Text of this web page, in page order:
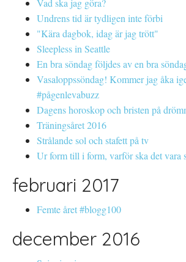
Vad ska jag göra?
Undrens tid är tydligen inte förbi
"Kära dagbok, idag är jag trött"
Sleepless in Seattle
En bra söndag följdes av en bra
Vasaloppssöndag! Kommer jag åka
#pågenlevabuzz
Dagens horoskop och bristen på
Träningsåret 2016
Strålande sol och stafett på tv
Ur form till i form, varför ska det vara
februari 2017
Femte året #blogg100
december 2016